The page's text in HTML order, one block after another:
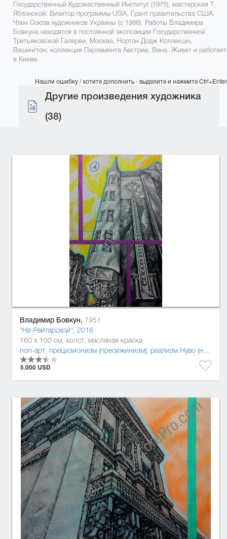
Государственный Художественный Институт (1975), мастерская Т.
Яблонской. Визитор программы USIA, Грант правительства США.
Член Союза художников Украины (с 1986). Работы Владимира
Бовкуна находятся в постоянной экспозиции Государственной
Третьяковской Галереи, Москва, Нортон Додж Коллекшн,
Вашингтон; коллекция Парламента Австрии, Вена. Живет и работает
в Киеве.
Нашли ошибку / хотите дополнить - выделите и нажмите Ctrl+Enter
Другие произведения художника
(38)
Владимир Бовкун, 1951
"На Рейтарской", 2016
160 x 100 см, холст, масляная краска
поп-арт, прецизионизм (пресижинизм), реализм Нуво (новый реализм)
5.000 USD